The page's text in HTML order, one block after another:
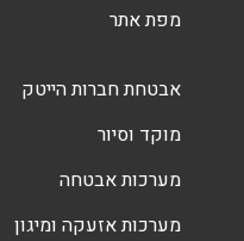
מפת אתר
אבטחת חברות הייטק
מוקד וסיור
מערכות אבטחה
מערכות אזעקה ומיגון